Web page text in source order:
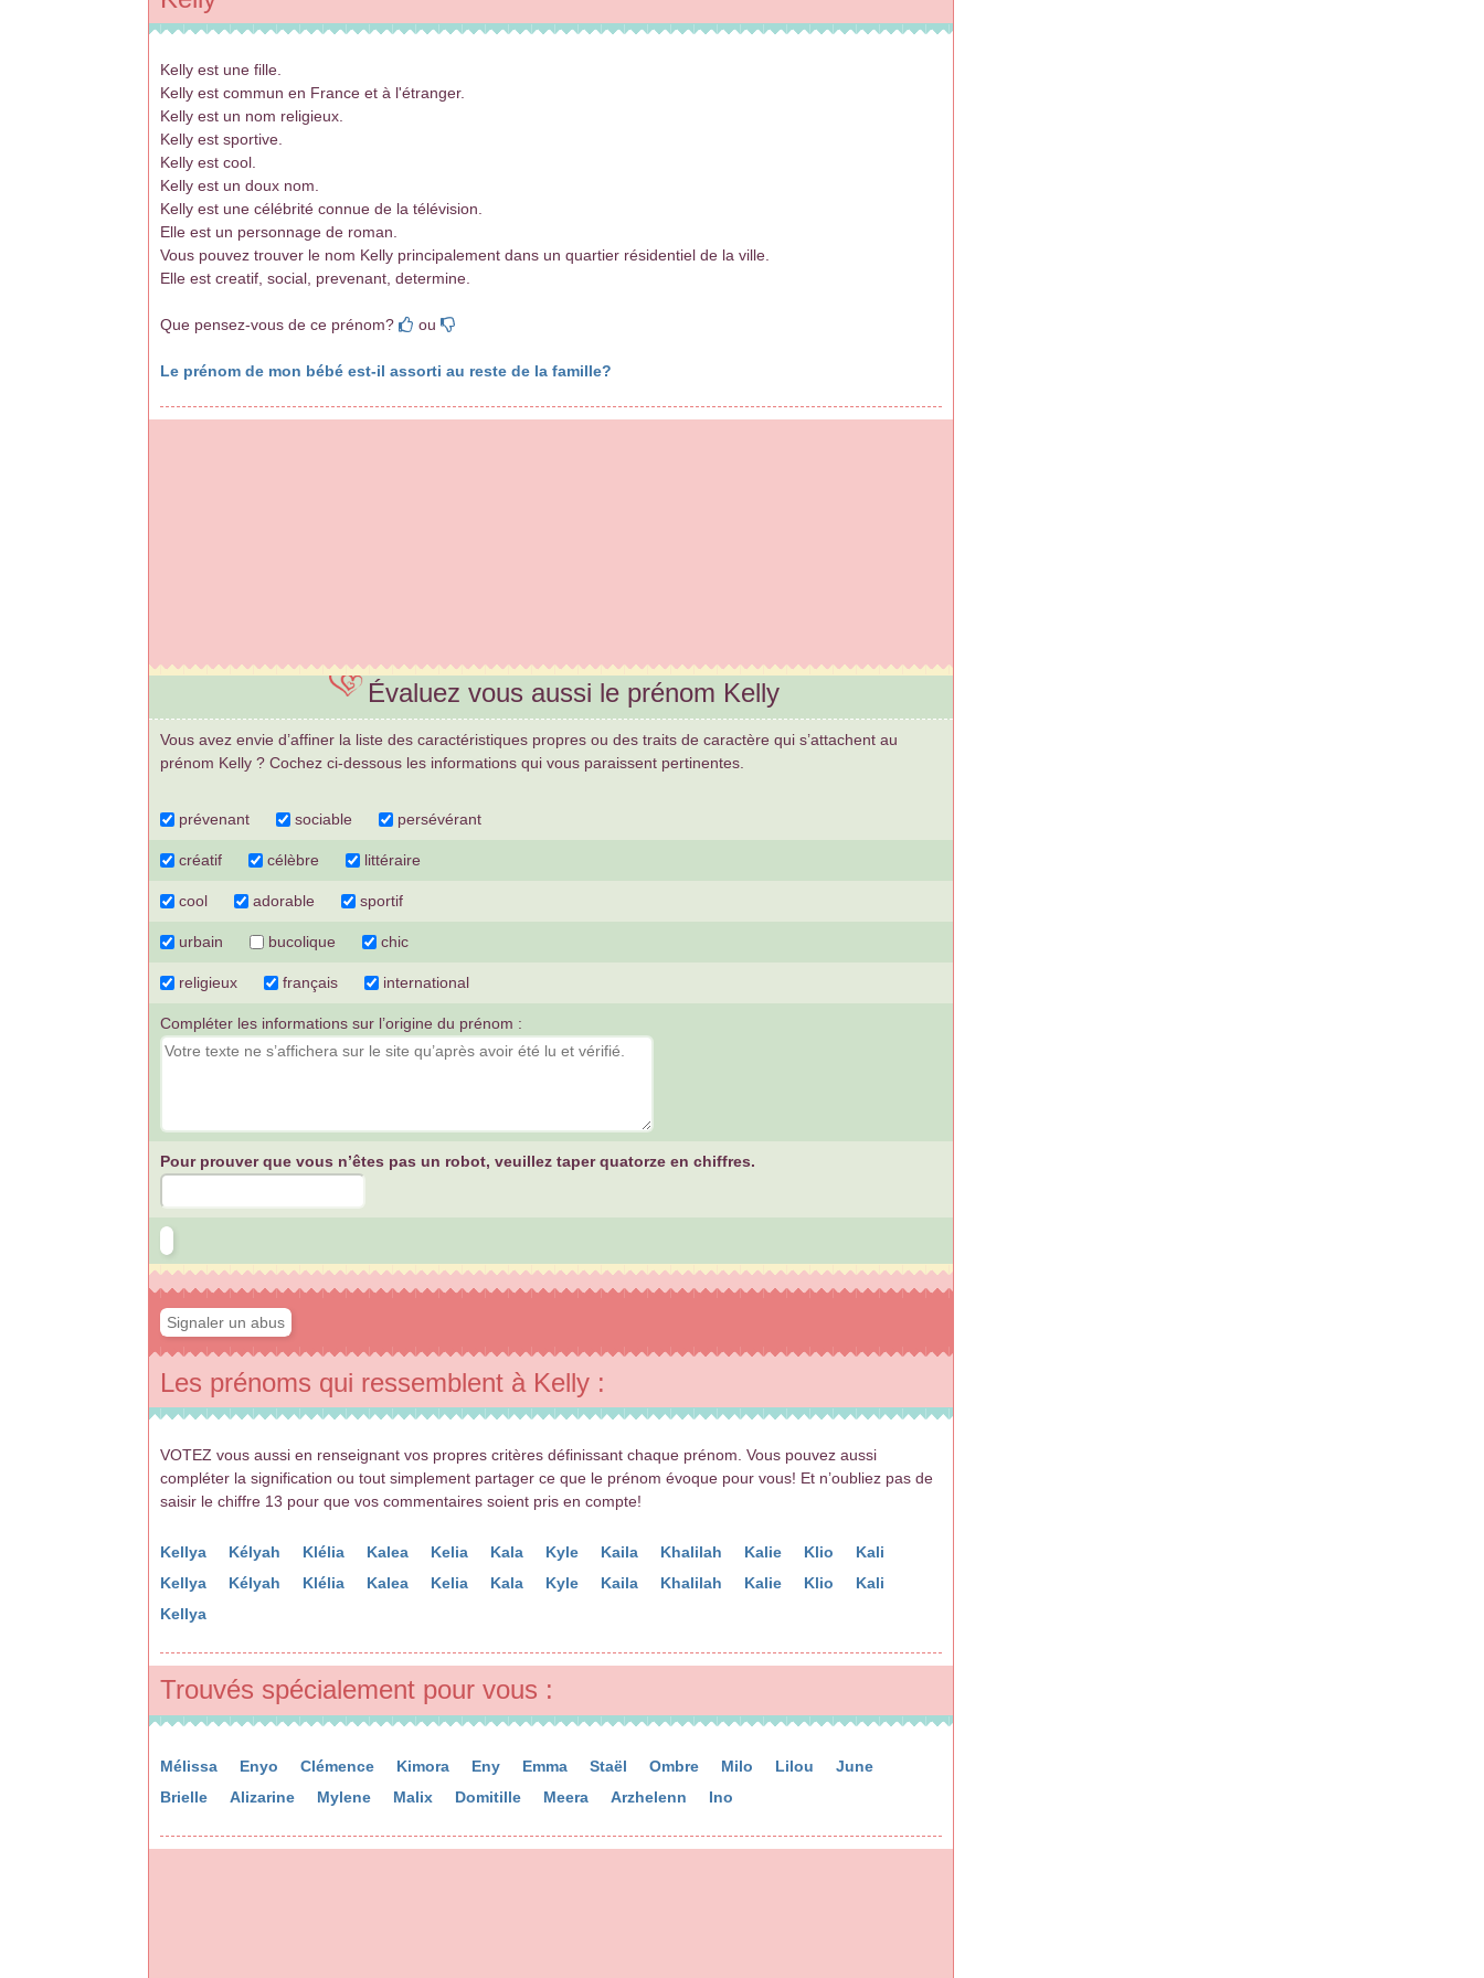
Kelly est une fille.
Kelly est commun en France et à l'étranger.
Kelly est un nom religieux.
Kelly est sportive.
Kelly est cool.
Kelly est un doux nom.
Kelly est une célébrité connue de la télévision.
Elle est un personnage de roman.
Vous pouvez trouver le nom Kelly principalement dans un quartier résidentiel de la ville.
Elle est creatif, social, prevenant, determine.
Que pensez-vous de ce prénom? ou
Le prénom de mon bébé est-il assorti au reste de la famille?
Évaluez vous aussi le prénom Kelly
Vous avez envie d’affiner la liste des caractéristiques propres ou des traits de caractère qui s’attachent au
prénom Kelly ? Cochez ci-dessous les informations qui vous paraissent pertinentes.
prévenant sociable persévérant
créatif célèbre littéraire
cool adorable sportif
urbain bucolique chic
religieux français international
Compléter les informations sur l’origine du prénom :
Pour prouver que vous n’êtes pas un robot, veuillez taper quatorze en chiffres.
Les prénoms qui ressemblent à Kelly :
VOTEZ vous aussi en renseignant vos propres critères définissant chaque prénom. Vous pouvez aussi
compléter la signification ou tout simplement partager ce que le prénom évoque pour vous! Et n’oubliez pas de
saisir le chiffre 13 pour que vos commentaires soient pris en compte!
Kellya Kélyah Klélia Kalea Kelia Kala Kyle Kaila Khalilah Kalie Klio
Kali
Kellya
Kélyah Klélia Kalea Kelia Kala Kyle Kaila Khalilah Kalie Klio
Kali
Kellya
Trouvés spécialement pour vous :
Mélissa Enyo Clémence Kimora Eny Emma Staël Ombre Milo Lilou
June
Brielle
Alizarine Mylene Malix Domitille Meera Arzhelenn Ino